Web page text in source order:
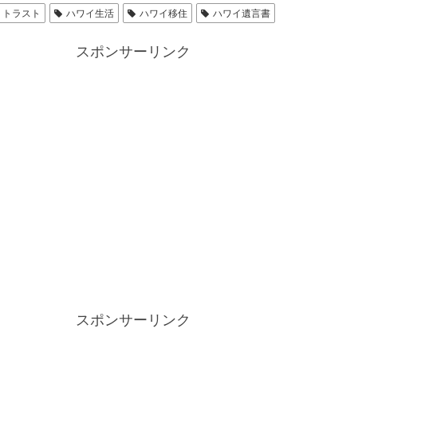
トラスト ハワイ生活 ハワイ移住 ハワイ遺言書
スポンサーリンク
スポンサーリンク